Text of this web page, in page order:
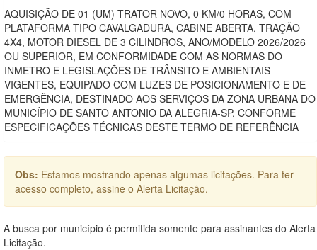
AQUISIÇÃO DE 01 (UM) TRATOR NOVO, 0 KM/0 HORAS, COM
PLATAFORMA TIPO CAVALGADURA, CABINE ABERTA, TRAÇÃO
4X4, MOTOR DIESEL DE 3 CILINDROS, ANO/MODELO 2026/2026
OU SUPERIOR, EM CONFORMIDADE COM AS NORMAS DO
INMETRO E LEGISLAÇÕES DE TRÂNSITO E AMBIENTAIS
VIGENTES, EQUIPADO COM LUZES DE POSICIONAMENTO E DE
EMERGÊNCIA, DESTINADO AOS SERVIÇOS DA ZONA URBANA DO
MUNICÍPIO DE SANTO ANTÔNIO DA ALEGRIA-SP, CONFORME
ESPECIFICAÇÕES TÉCNICAS DESTE TERMO DE REFERÊNCIA
Obs: Estamos mostrando apenas algumas licitações. Para ter
acesso completo, assine o Alerta Licitação.
A busca por município é permitida somente para assinantes do Alerta
Licitação.